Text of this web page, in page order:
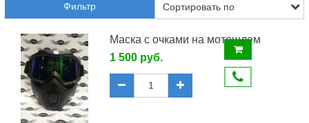
Фильтр
Маска с очками на мотошлем
1 500 руб.